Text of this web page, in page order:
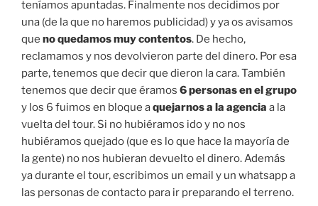
teníamos apuntadas. Finalmente nos decidimos por
una (de la que no haremos publicidad) y ya os avisamos
que no quedamos muy contentos. De hecho,
reclamamos y nos devolvieron parte del dinero. Por esa
parte, tenemos que decir que dieron la cara. También
tenemos que decir que éramos 6 personas en el grupo
y los 6 fuimos en bloque aquejarnos a la agencia a la
vuelta del tour. Si no hubiéramos ido y no nos
hubiéramos quejado (que es lo que hace la mayoría de
la gente) no nos hubieran devuelto el dinero. Además
ya durante el tour, escribimos un email y un whatsapp a
las personas de contacto para ir preparando el terreno.